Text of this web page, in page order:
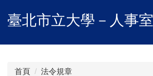
到
臺北市立大學－人事室
首頁 法令規章